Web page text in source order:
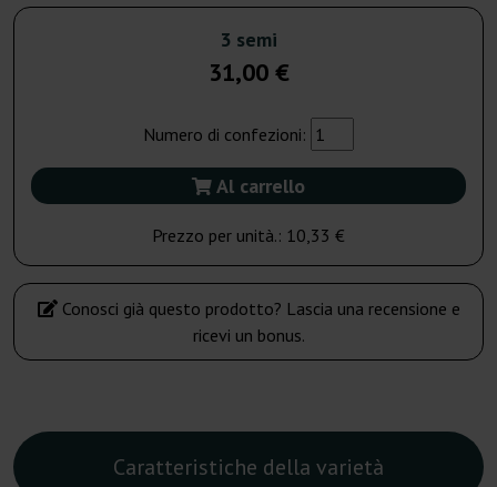
3 semi
31,00 €
Numero di confezioni:
Al carrello
Prezzo per unità.: 10,33 €
Conosci già questo prodotto? Lascia una recensione e
ricevi un bonus.
Caratteristiche della varietà